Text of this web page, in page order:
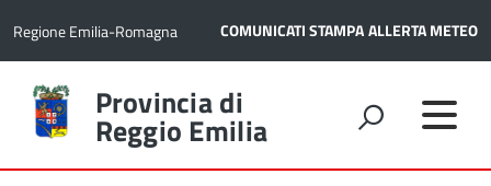
Regione Emilia-Romagna COMUNICATI STAMPAALLERTA METEO
Torna
alla
home
Provincia di
Reggio Emilia